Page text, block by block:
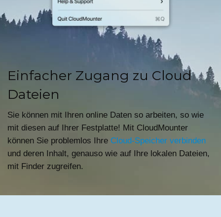
Einfacher Zugang zu Cloud
Dateien
Sie können mit Ihren online Daten so arbeiten, so wie
mit diesen auf Ihrer Festplatte! Mit CloudMounter
können Sie problemlos Ihre Cloud-Speicher verbinden
und deren Inhalt, genauso wie auf Ihre lokalen Dateien,
mit Finder zugreifen.